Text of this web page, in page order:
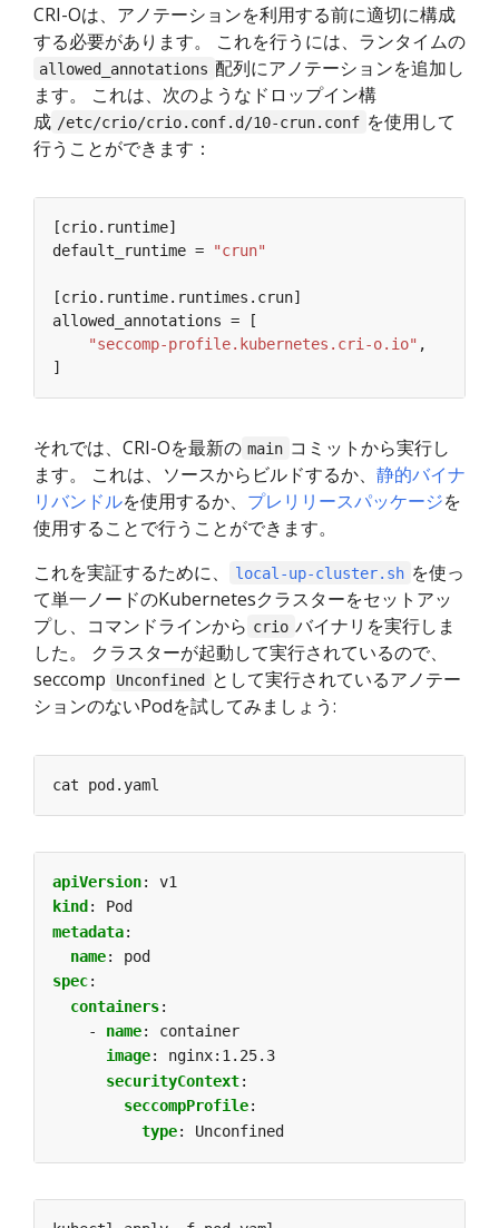
CRI-Oは、アノテーションを利用する前に適切に構成
する必要があります。 これを行うには、ランタイムの
allowed_annotations 配列にアノテーションを追加し
ます。 これは、次のようなドロップイン構
成 /etc/crio/crio.conf.d/10-crun.conf を使用して
行うことができます：
default_runtime =
"crun"
"seccomp-profile.kubernetes.cri-o.io"
それでは、CRI-Oを最新の main コミットから実行し
ます。 これは、ソースからビルドするか、 静的バイナ
リバンドルを使用するか、 プレリリースパッケージを
使用することで行うことができます。
これを実証するために、
local-up-cluster.sh を使っ
て単一ノードのKubernetesクラスターをセットアッ
プし、コマンドラインから crio バイナリを実行しま
した。 クラスターが起動して実行されているので、
seccomp
Unconfined
として実行されているアノテー
ションのないPodを試してみましょう:
apiVersion:
v1
kind :
Pod
metadata:
name:
pod
spec:
containers:
- name:
container
image:
nginx:1.25.3
securityContext:
seccompProfile:
type: Unconfined